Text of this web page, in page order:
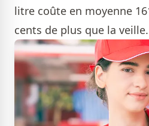
litre coûte en moyenne
cents de plus que la veille.